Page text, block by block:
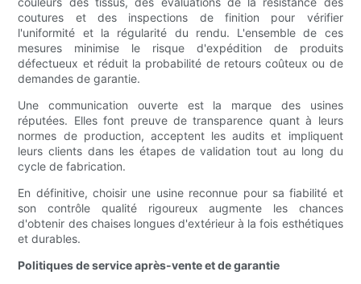
coutures et des inspections de finition pour vérifier
l'uniformité et la régularité du rendu. L'ensemble de ces
mesures minimise le risque d'expédition de produits
défectueux et réduit la probabilité de retours coûteux ou de
demandes de garantie.
Une communication ouverte est la marque des usines
réputées. Elles font preuve de transparence quant à leurs
normes de production, acceptent les audits et impliquent
leurs clients dans les étapes de validation tout au long du
cycle de fabrication.
En définitive, choisir une usine reconnue pour sa fiabilité et
son contrôle qualité rigoureux augmente les chances
d'obtenir des chaises longues d'extérieur à la fois esthétiques
et durables.
Politiques de service après-vente et de garantie